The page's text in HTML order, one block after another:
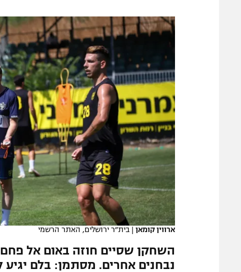
תקנון משתתפים וזוכים בפרסים
תקנון עבור פעילות אלקטרה
תקנון עבור פעילות ספורט 1 – "מרלן"
טניס
תנאי שימוש
מדיניות פרטיות
תקנון פעילות ספורט 1
רשיון להקרנה פומבית לבית עסק
הצטרפות לחבילת הערוצים
לוח דרושים – ג'ובנט
תגיות
המגזין
הפועל תל
הפועל
הפועל
מכבי נתניה
בני יהודה
ארווין קומאן | בית״ר ירושלים, האתר הרשמי
השחקן שסיים חוזה באום אל פחם
נבחנים אחרים. מסתמן: בלם